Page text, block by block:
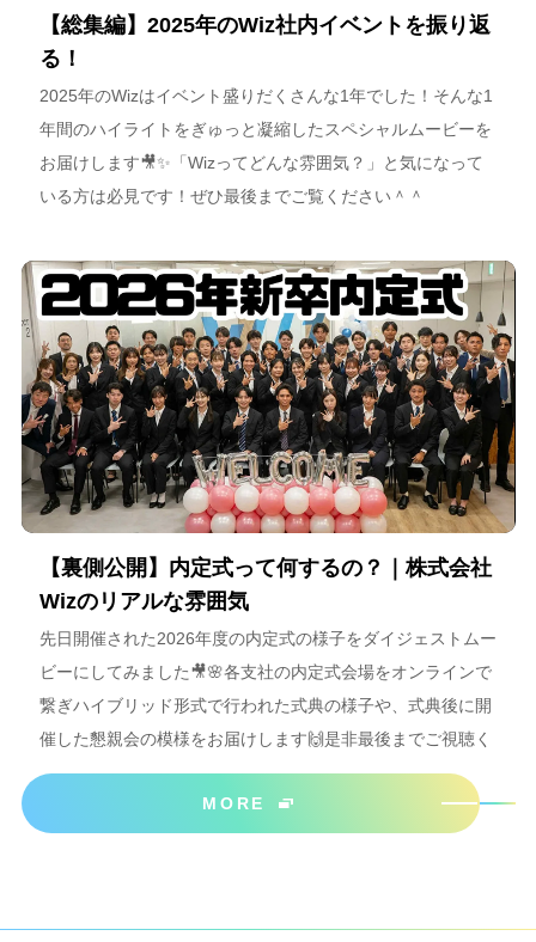
【総集編】2025年のWiz社内イベントを振り返
る！
2025年のWizはイベント盛りだくさんな1年でした！そんな1
年間のハイライトをぎゅっと凝縮したスペシャルムービーを
お届けします🎥✨「Wizってどんな雰囲気？」と気になって
いる方は必見です！ぜひ最後までご覧ください＾＾
【裏側公開】内定式って何するの？｜株式会社
Wizのリアルな雰囲気
先日開催された2026年度の内定式の様子をダイジェストムー
ビーにしてみました🎥🌸各支社の内定式会場をオンラインで
繋ぎハイブリッド形式で行われた式典の様子や、式典後に開
催した懇親会の模様をお届けします🙌是非最後までご視聴く
ださいね＾＾
MORE